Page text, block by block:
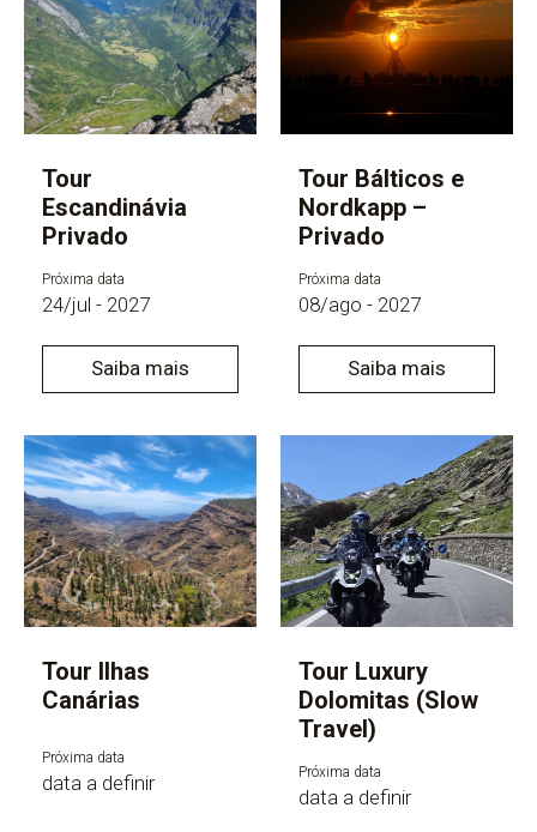
Tour
Escandinávia
Privado
Próxima data
24/jul - 2027
Saiba mais
Tour Bálticos e
Nordkapp –
Privado
Próxima data
08/ago - 2027
Saiba mais
Tour Ilhas
Canárias
Próxima data
data a definir
Tour Luxury
Dolomitas (Slow
Travel)
Próxima data
data a definir